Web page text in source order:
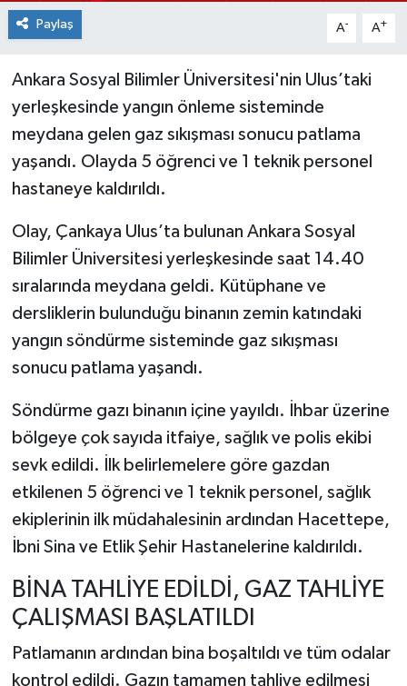
Paylaş A- A+
Ankara Sosyal Bilimler Üniversitesi'nin Ulus’taki
yerleşkesinde yangın önleme sisteminde
meydana gelen gaz sıkışması sonucu patlama
yaşandı. Olayda 5 öğrenci ve 1 teknik personel
hastaneye kaldırıldı.
Olay, Çankaya Ulus’ta bulunan Ankara Sosyal
Bilimler Üniversitesi yerleşkesinde saat 14.40
sıralarında meydana geldi. Kütüphane ve
dersliklerin bulunduğu binanın zemin katındaki
yangın söndürme sisteminde gaz sıkışması
sonucu patlama yaşandı.
Söndürme gazı binanın içine yayıldı. İhbar üzerine
bölgeye çok sayıda itfaiye, sağlık ve polis ekibi
sevk edildi. İlk belirlemelere göre gazdan
etkilenen 5 öğrenci ve 1 teknik personel, sağlık
ekiplerinin ilk müdahalesinin ardından Hacettepe,
İbni Sina ve Etlik Şehir Hastanelerine kaldırıldı.
BİNA TAHLİYE EDİLDİ, GAZ TAHLİYE
ÇALIŞMASI BAŞLATILDI
Patlamanın ardından bina boşaltıldı ve tüm odalar
kontrol edildi. Gazın tamamen tahliye edilmesi